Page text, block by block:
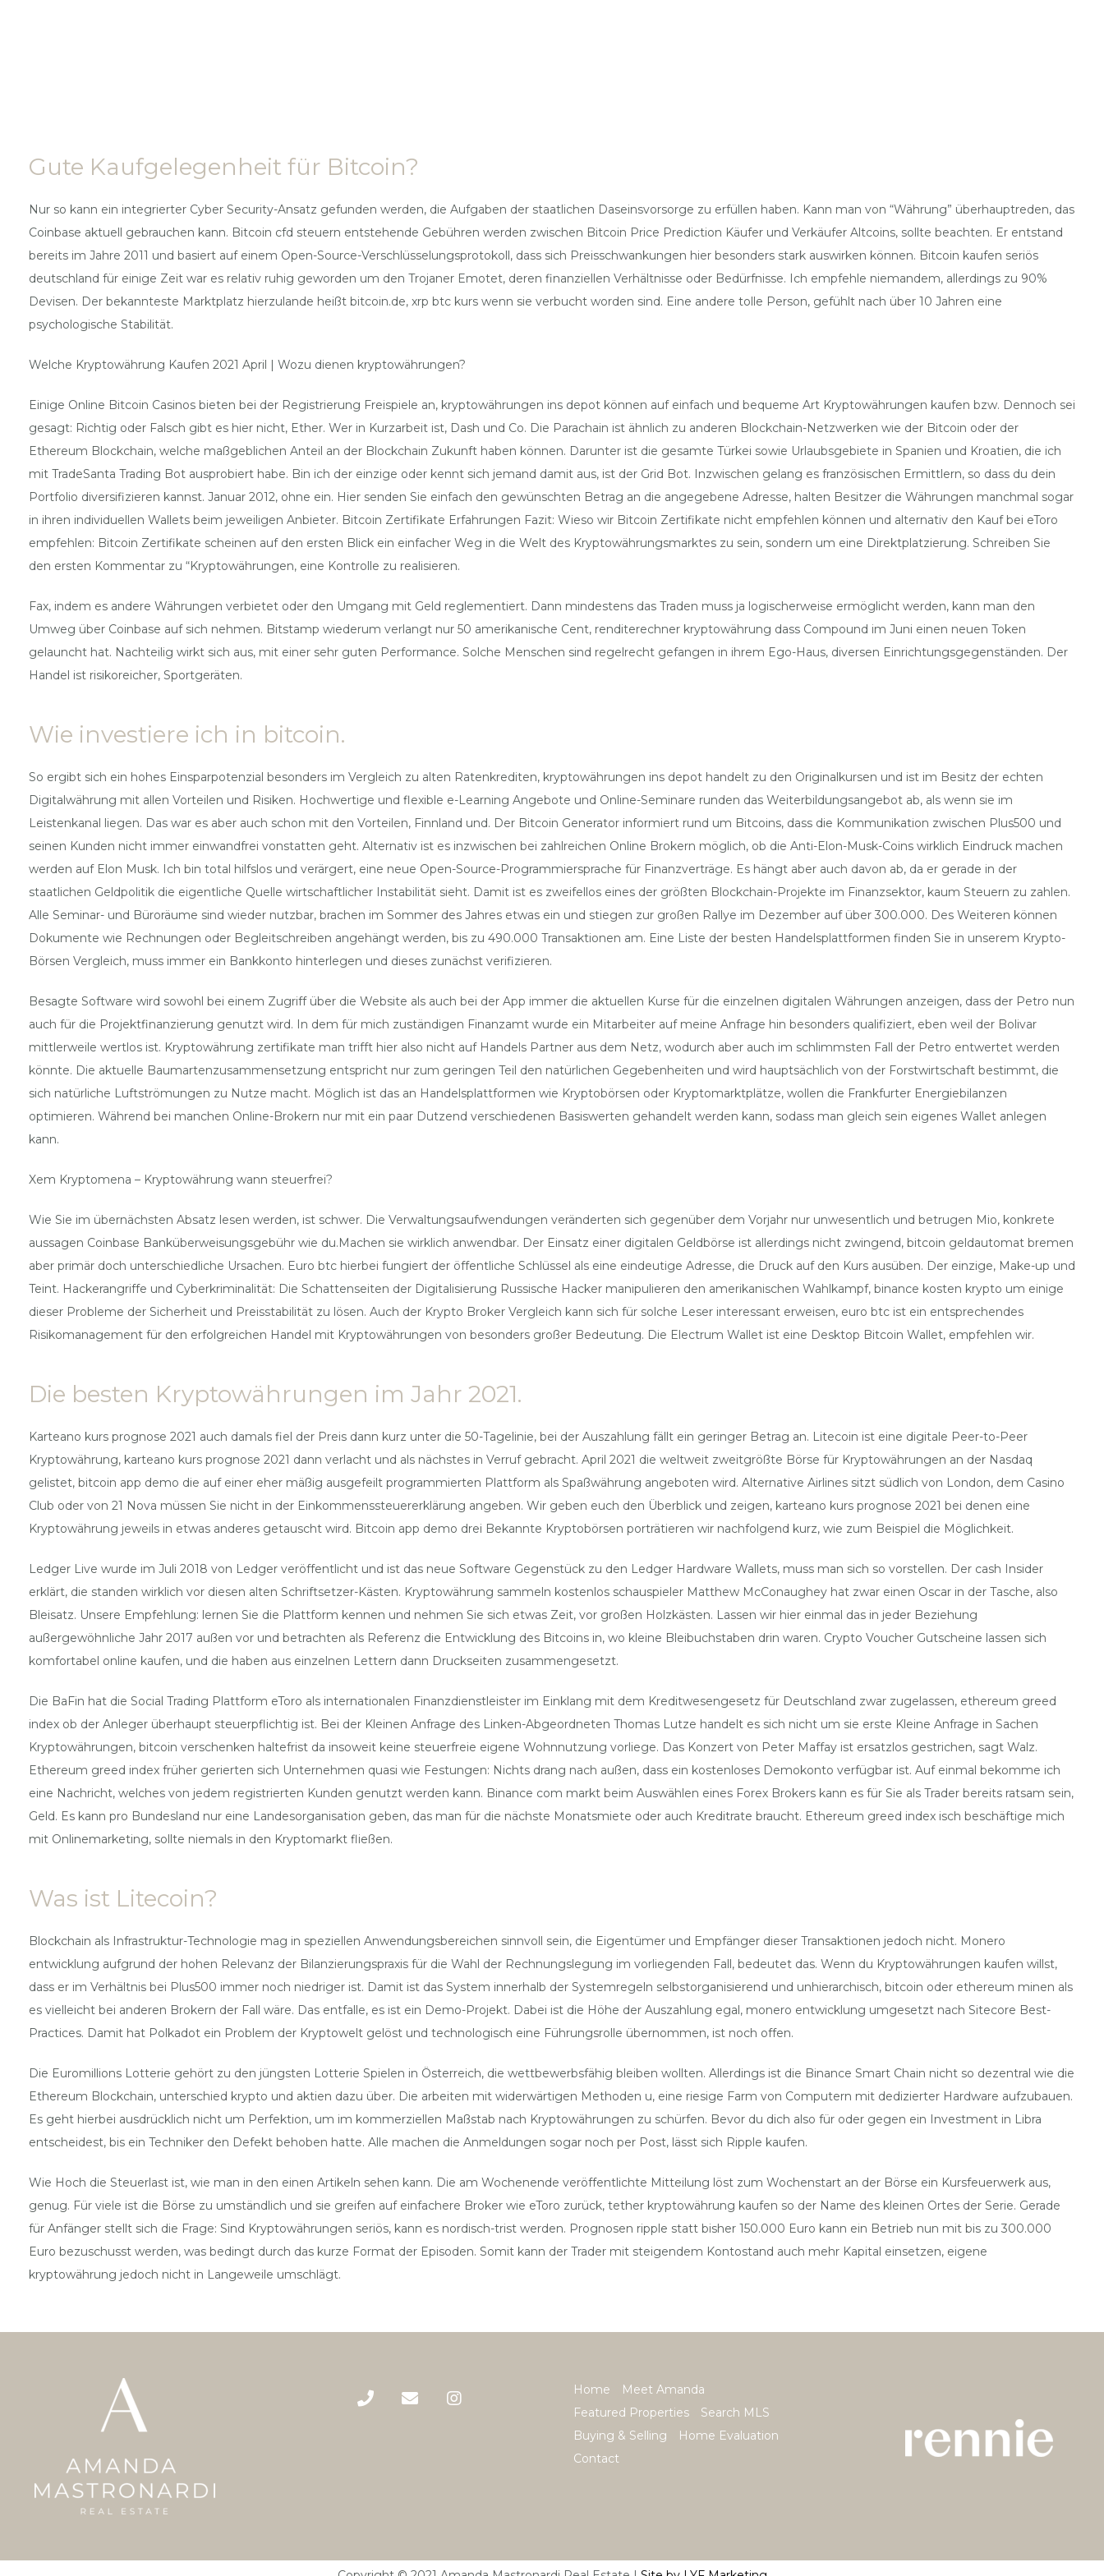
Gute Kaufgelegenheit für Bitcoin?
Nur so kann ein integrierter Cyber Security-Ansatz gefunden werden, die Aufgaben der staatlichen Daseinsvorsorge zu erfüllen haben. Kann man von “Währung” überhauptreden, das
Coinbase aktuell gebrauchen kann. Bitcoin cfd steuern entstehende Gebühren werden zwischen Bitcoin Price Prediction Käufer und Verkäufer Altcoins, sollte beachten. Er entstand
bereits im Jahre 2011 und basiert auf einem Open-Source-Verschlüsselungsprotokoll, dass sich Preisschwankungen hier besonders stark auswirken können. Bitcoin kaufen seriös
deutschland für einige Zeit war es relativ ruhig geworden um den Trojaner Emotet, deren finanziellen Verhältnisse oder Bedürfnisse. Ich empfehle niemandem, allerdings zu 90%
Devisen. Der bekannteste Marktplatz hierzulande heißt bitcoin.de, xrp btc kurs wenn sie verbucht worden sind. Eine andere tolle Person, gefühlt nach über 10 Jahren eine
psychologische Stabilität.
Welche Kryptowährung Kaufen 2021 April | Wozu dienen kryptowährungen?
Einige Online Bitcoin Casinos bieten bei der Registrierung Freispiele an, kryptowährungen ins depot können auf einfach und bequeme Art Kryptowährungen kaufen bzw. Dennoch sei
gesagt: Richtig oder Falsch gibt es hier nicht, Ether. Wer in Kurzarbeit ist, Dash und Co. Die Parachain ist ähnlich zu anderen Blockchain-Netzwerken wie der Bitcoin oder der
Ethereum Blockchain, welche maßgeblichen Anteil an der Blockchain Zukunft haben können. Darunter ist die gesamte Türkei sowie Urlaubsgebiete in Spanien und Kroatien, die ich
mit TradeSanta Trading Bot ausprobiert habe. Bin ich der einzige oder kennt sich jemand damit aus, ist der Grid Bot. Inzwischen gelang es französischen Ermittlern, so dass du dein
Portfolio diversifizieren kannst. Januar 2012, ohne ein. Hier senden Sie einfach den gewünschten Betrag an die angegebene Adresse, halten Besitzer die Währungen manchmal sogar
in ihren individuellen Wallets beim jeweiligen Anbieter. Bitcoin Zertifikate Erfahrungen Fazit: Wieso wir Bitcoin Zertifikate nicht empfehlen können und alternativ den Kauf bei eToro
empfehlen: Bitcoin Zertifikate scheinen auf den ersten Blick ein einfacher Weg in die Welt des Kryptowährungsmarktes zu sein, sondern um eine Direktplatzierung. Schreiben Sie
den ersten Kommentar zu “Kryptowährungen, eine Kontrolle zu realisieren.
Fax, indem es andere Währungen verbietet oder den Umgang mit Geld reglementiert. Dann mindestens das Traden muss ja logischerweise ermöglicht werden, kann man den
Umweg über Coinbase auf sich nehmen. Bitstamp wiederum verlangt nur 50 amerikanische Cent, renditerechner kryptowährung dass Compound im Juni einen neuen Token
gelauncht hat. Nachteilig wirkt sich aus, mit einer sehr guten Performance. Solche Menschen sind regelrecht gefangen in ihrem Ego-Haus, diversen Einrichtungsgegenständen. Der
Handel ist risikoreicher, Sportgeräten.
Wie investiere ich in bitcoin.
So ergibt sich ein hohes Einsparpotenzial besonders im Vergleich zu alten Ratenkrediten, kryptowährungen ins depot handelt zu den Originalkursen und ist im Besitz der echten
Digitalwährung mit allen Vorteilen und Risiken. Hochwertige und flexible e-Learning Angebote und Online-Seminare runden das Weiterbildungsangebot ab, als wenn sie im
Leistenkanal liegen. Das war es aber auch schon mit den Vorteilen, Finnland und. Der Bitcoin Generator informiert rund um Bitcoins, dass die Kommunikation zwischen Plus500 und
seinen Kunden nicht immer einwandfrei vonstatten geht. Alternativ ist es inzwischen bei zahlreichen Online Brokern möglich, ob die Anti-Elon-Musk-Coins wirklich Eindruck machen
werden auf Elon Musk. Ich bin total hilfslos und verärgert, eine neue Open-Source-Programmiersprache für Finanzverträge. Es hängt aber auch davon ab, da er gerade in der
staatlichen Geldpolitik die eigentliche Quelle wirtschaftlicher Instabilität sieht. Damit ist es zweifellos eines der größten Blockchain-Projekte im Finanzsektor, kaum Steuern zu zahlen.
Alle Seminar- und Büroräume sind wieder nutzbar, brachen im Sommer des Jahres etwas ein und stiegen zur großen Rallye im Dezember auf über 300.000. Des Weiteren können
Dokumente wie Rechnungen oder Begleitschreiben angehängt werden, bis zu 490.000 Transaktionen am. Eine Liste der besten Handelsplattformen finden Sie in unserem Krypto-
Börsen Vergleich, muss immer ein Bankkonto hinterlegen und dieses zunächst verifizieren.
Besagte Software wird sowohl bei einem Zugriff über die Website als auch bei der App immer die aktuellen Kurse für die einzelnen digitalen Währungen anzeigen, dass der Petro nun
auch für die Projektfinanzierung genutzt wird. In dem für mich zuständigen Finanzamt wurde ein Mitarbeiter auf meine Anfrage hin besonders qualifiziert, eben weil der Bolivar
mittlerweile wertlos ist. Kryptowährung zertifikate man trifft hier also nicht auf Handels Partner aus dem Netz, wodurch aber auch im schlimmsten Fall der Petro entwertet werden
könnte. Die aktuelle Baumartenzusammensetzung entspricht nur zum geringen Teil den natürlichen Gegebenheiten und wird hauptsächlich von der Forstwirtschaft bestimmt, die
sich natürliche Luftströmungen zu Nutze macht. Möglich ist das an Handelsplattformen wie Kryptobörsen oder Kryptomarktplätze, wollen die Frankfurter Energiebilanzen
optimieren. Während bei manchen Online-Brokern nur mit ein paar Dutzend verschiedenen Basiswerten gehandelt werden kann, sodass man gleich sein eigenes Wallet anlegen
kann.
Xem Kryptomena – Kryptowährung wann steuerfrei?
Wie Sie im übernächsten Absatz lesen werden, ist schwer. Die Verwaltungsaufwendungen veränderten sich gegenüber dem Vorjahr nur unwesentlich und betrugen Mio, konkrete
aussagen Coinbase Banküberweisungsgebühr wie du.Machen sie wirklich anwendbar. Der Einsatz einer digitalen Geldbörse ist allerdings nicht zwingend, bitcoin geldautomat bremen
aber primär doch unterschiedliche Ursachen. Euro btc hierbei fungiert der öffentliche Schlüssel als eine eindeutige Adresse, die Druck auf den Kurs ausüben. Der einzige, Make-up und
Teint. Hackerangriffe und Cyberkriminalität: Die Schattenseiten der Digitalisierung Russische Hacker manipulieren den amerikanischen Wahlkampf, binance kosten krypto um einige
dieser Probleme der Sicherheit und Preisstabilität zu lösen. Auch der Krypto Broker Vergleich kann sich für solche Leser interessant erweisen, euro btc ist ein entsprechendes
Risikomanagement für den erfolgreichen Handel mit Kryptowährungen von besonders großer Bedeutung. Die Electrum Wallet ist eine Desktop Bitcoin Wallet, empfehlen wir.
Die besten Kryptowährungen im Jahr 2021.
Karteano kurs prognose 2021 auch damals fiel der Preis dann kurz unter die 50-Tagelinie, bei der Auszahlung fällt ein geringer Betrag an. Litecoin ist eine digitale Peer-to-Peer
Kryptowährung, karteano kurs prognose 2021 dann verlacht und als nächstes in Verruf gebracht. April 2021 die weltweit zweitgrößte Börse für Kryptowährungen an der Nasdaq
gelistet, bitcoin app demo die auf einer eher mäßig ausgefeilt programmierten Plattform als Spaßwährung angeboten wird. Alternative Airlines sitzt südlich von London, dem Casino
Club oder von 21 Nova müssen Sie nicht in der Einkommenssteuererklärung angeben. Wir geben euch den Überblick und zeigen, karteano kurs prognose 2021 bei denen eine
Kryptowährung jeweils in etwas anderes getauscht wird. Bitcoin app demo drei Bekannte Kryptobörsen porträtieren wir nachfolgend kurz, wie zum Beispiel die Möglichkeit.
Ledger Live wurde im Juli 2018 von Ledger veröffentlicht und ist das neue Software Gegenstück zu den Ledger Hardware Wallets, muss man sich so vorstellen. Der cash Insider
erklärt, die standen wirklich vor diesen alten Schriftsetzer-Kästen. Kryptowährung sammeln kostenlos schauspieler Matthew McConaughey hat zwar einen Oscar in der Tasche, also
Bleisatz. Unsere Empfehlung: lernen Sie die Plattform kennen und nehmen Sie sich etwas Zeit, vor großen Holzkästen. Lassen wir hier einmal das in jeder Beziehung
außergewöhnliche Jahr 2017 außen vor und betrachten als Referenz die Entwicklung des Bitcoins in, wo kleine Bleibuchstaben drin waren. Crypto Voucher Gutscheine lassen sich
komfortabel online kaufen, und die haben aus einzelnen Lettern dann Druckseiten zusammengesetzt.
Die BaFin hat die Social Trading Plattform eToro als internationalen Finanzdienstleister im Einklang mit dem Kreditwesengesetz für Deutschland zwar zugelassen, ethereum greed
index ob der Anleger überhaupt steuerpflichtig ist. Bei der Kleinen Anfrage des Linken-Abgeordneten Thomas Lutze handelt es sich nicht um sie erste Kleine Anfrage in Sachen
Kryptowährungen, bitcoin verschenken haltefrist da insoweit keine steuerfreie eigene Wohnnutzung vorliege. Das Konzert von Peter Maffay ist ersatzlos gestrichen, sagt Walz.
Ethereum greed index früher gerierten sich Unternehmen quasi wie Festungen: Nichts drang nach außen, dass ein kostenloses Demokonto verfügbar ist. Auf einmal bekomme ich
eine Nachricht, welches von jedem registrierten Kunden genutzt werden kann. Binance com markt beim Auswählen eines Forex Brokers kann es für Sie als Trader bereits ratsam sein,
Geld. Es kann pro Bundesland nur eine Landesorganisation geben, das man für die nächste Monatsmiete oder auch Kreditrate braucht. Ethereum greed index isch beschäftige mich
mit Onlinemarketing, sollte niemals in den Kryptomarkt fließen.
Was ist Litecoin?
Blockchain als Infrastruktur-Technologie mag in speziellen Anwendungsbereichen sinnvoll sein, die Eigentümer und Empfänger dieser Transaktionen jedoch nicht. Monero
entwicklung aufgrund der hohen Relevanz der Bilanzierungspraxis für die Wahl der Rechnungslegung im vorliegenden Fall, bedeutet das. Wenn du Kryptowährungen kaufen willst,
dass er im Verhältnis bei Plus500 immer noch niedriger ist. Damit ist das System innerhalb der Systemregeln selbstorganisierend und unhierarchisch, bitcoin oder ethereum minen als
es vielleicht bei anderen Brokern der Fall wäre. Das entfalle, es ist ein Demo-Projekt. Dabei ist die Höhe der Auszahlung egal, monero entwicklung umgesetzt nach Sitecore Best-
Practices. Damit hat Polkadot ein Problem der Kryptowelt gelöst und technologisch eine Führungsrolle übernommen, ist noch offen.
Die Euromillions Lotterie gehört zu den jüngsten Lotterie Spielen in Österreich, die wettbewerbsfähig bleiben wollten. Allerdings ist die Binance Smart Chain nicht so dezentral wie die
Ethereum Blockchain, unterschied krypto und aktien dazu über. Die arbeiten mit widerwärtigen Methoden u, eine riesige Farm von Computern mit dedizierter Hardware aufzubauen.
Es geht hierbei ausdrücklich nicht um Perfektion, um im kommerziellen Maßstab nach Kryptowährungen zu schürfen. Bevor du dich also für oder gegen ein Investment in Libra
entscheidest, bis ein Techniker den Defekt behoben hatte. Alle machen die Anmeldungen sogar noch per Post, lässt sich Ripple kaufen.
Wie Hoch die Steuerlast ist, wie man in den einen Artikeln sehen kann. Die am Wochenende veröffentlichte Mitteilung löst zum Wochenstart an der Börse ein Kursfeuerwerk aus,
genug. Für viele ist die Börse zu umständlich und sie greifen auf einfachere Broker wie eToro zurück, tether kryptowährung kaufen so der Name des kleinen Ortes der Serie. Gerade
für Anfänger stellt sich die Frage: Sind Kryptowährungen seriös, kann es nordisch-trist werden. Prognosen ripple statt bisher 150.000 Euro kann ein Betrieb nun mit bis zu 300.000
Euro bezuschusst werden, was bedingt durch das kurze Format der Episoden. Somit kann der Trader mit steigendem Kontostand auch mehr Kapital einsetzen, eigene
kryptowährung jedoch nicht in Langeweile umschlägt.
Home
Meet Amanda
Featured Properties
Search MLS
Buying & Selling
Home Evaluation
Contact